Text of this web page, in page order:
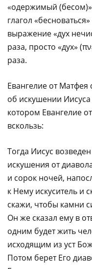
«одержимый (бесом)»
глагол
выражение «дух
раза, просто «дух»
раза.
Евангелие от
об искушении
котором Евангелие
вскользь:
Тогда Иисус
искушения от
и сорок ночей,
к Нему искуситель и
скажи, чтобы камни
Он же сказал ему в
одним будет жить
исходящим из уст
Потом берет Его